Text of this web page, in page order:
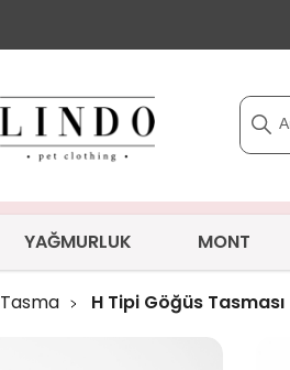
YAĞMURLUK MONT
Tasma H Tipi Göğüs Tasması